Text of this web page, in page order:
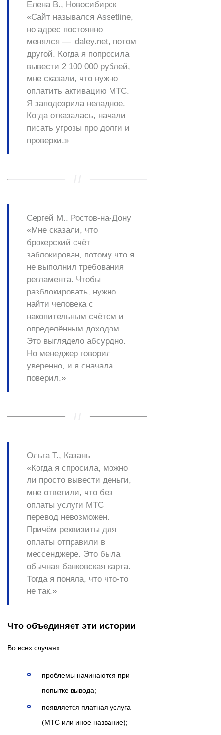
Елена В., Новосибирск
«Сайт назывался Assetline,
но адрес постоянно
менялся — idaley.net, потом
другой. Когда я попросила
вывести 2 100 000 рублей,
мне сказали, что нужно
оплатить активацию MTC.
Я заподозрила неладное.
Когда отказалась, начали
писать угрозы про долги и
проверки.»
Сергей М., Ростов-на-Дону
«Мне сказали, что
брокерский счёт
заблокирован, потому что я
не выполнил требования
регламента. Чтобы
разблокировать, нужно
найти человека с
накопительным счётом и
определённым доходом.
Это выглядело абсурдно.
Но менеджер говорил
уверенно, и я сначала
поверил.»
Ольга Т., Казань
«Когда я спросила, можно
ли просто вывести деньги,
мне ответили, что без
оплаты услуги MTC
перевод невозможен.
Причём реквизиты для
оплаты отправили в
мессенджере. Это была
обычная банковская карта.
Тогда я поняла, что что-то
не так.»
Что объединяет эти истории
Во всех случаях:
проблемы начинаются при
попытке вывода;
появляется платная услуга
(MTC или иное название);